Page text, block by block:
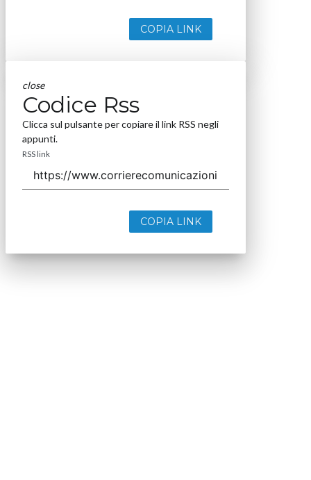
COPIA LINK
close
Codice Rss
Clicca sul pulsante per copiare il link RSS negli
appunti.
RSS link
COPIA LINK